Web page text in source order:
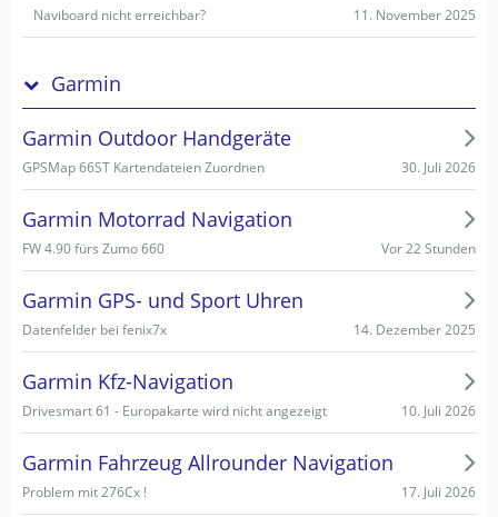
Naviboard nicht erreichbar? 11. November 2025
Garmin
Garmin Outdoor Handgeräte
GPSMap 66ST Kartendateien Zuordnen 30. Juli 2026
Garmin Motorrad Navigation
FW 4.90 fürs Zumo 660 Vor 22 Stunden
Garmin GPS- und Sport Uhren
Datenfelder bei fenix7x 14. Dezember 2025
Garmin Kfz-Navigation
Drivesmart 61 - Europakarte wird nicht angezeigt 10. Juli 2026
Garmin Fahrzeug Allrounder Navigation
Problem mit 276Cx ! 17. Juli 2026